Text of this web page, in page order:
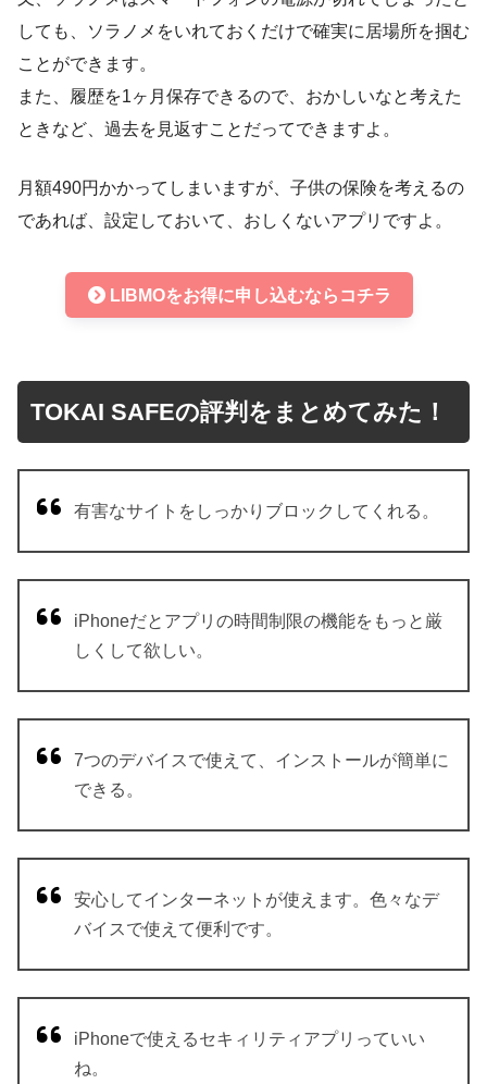
しても、ソラノメをいれておくだけで確実に居場所を掴む
ことができます。
また、履歴を1ヶ月保存できるので、おかしいなと考えた
ときなど、過去を見返すことだってできますよ。
月額490円かかってしまいますが、子供の保険を考えるの
であれば、設定しておいて、おしくないアプリですよ。
LIBMOをお得に申し込むならコチラ
TOKAI SAFEの評判をまとめてみた！
有害なサイトをしっかりブロックしてくれる。
iPhoneだとアプリの時間制限の機能をもっと厳
しくして欲しい。
7つのデバイスで使えて、インストールが簡単に
できる。
安心してインターネットが使えます。色々なデ
バイスで使えて便利です。
iPhoneで使えるセキィリティアプリっていい
ね。